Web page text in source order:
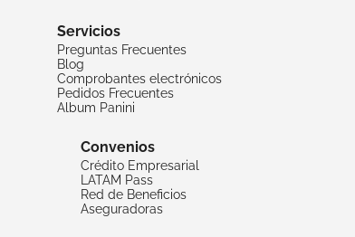
Servicios
Preguntas Frecuentes
Blog
Comprobantes electrónicos
Pedidos Frecuentes
Album Panini
Convenios
Crédito Empresarial
LATAM Pass
Red de Beneficios
Aseguradoras